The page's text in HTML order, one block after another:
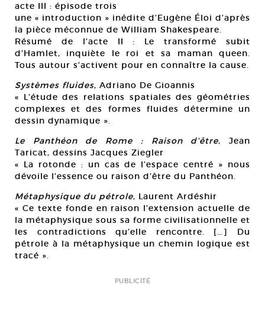
acte III : épisode trois
une « introduction » inédite d’Eugène Éloi d’après
la pièce méconnue de William Shakespeare.
Résumé de l’acte II : Le transformé subit
d’Hamlet, inquiète le roi et sa maman queen.
Tous autour s’activent pour en connaître la cause.
Systèmes fluides, Adriano De Gioannis
« L’étude des relations spatiales des géométries
complexes et des formes fluides détermine un
dessin dynamique ».
Le Panthéon de Rome : Raison d’être, Jean
Taricat, dessins Jacques Ziegler
« La rotonde : un cas de l’espace centré » nous
dévoile l’essence ou raison d’être du Panthéon.
Métaphysique du pétrole, Laurent Ardéshir
« Ce texte fonde en raison l’extension actuelle de
la métaphysique sous sa forme civilisationnelle et
les contradictions qu’elle rencontre. […] Du
pétrole à la métaphysique un chemin logique est
tracé ».
PUBLICITÉ